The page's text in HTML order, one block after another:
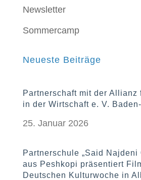
Newsletter
Sommercamp
Neueste Beiträge
Partnerschaft mit der Allianz
in der Wirtschaft e. V.
25. Januar 2026
Partnerschule „Said Najdeni
aus Peshkopi präsentiert
Deutschen Kulturwoche in